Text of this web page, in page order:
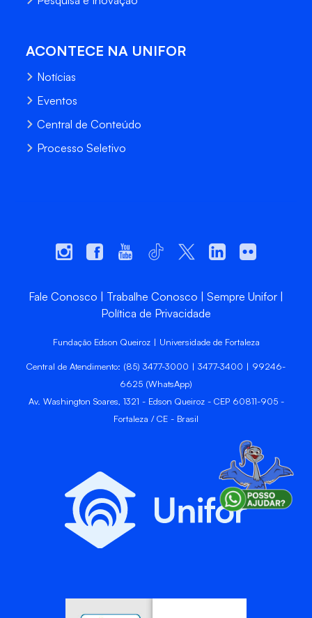
ACONTECE NA UNIFOR
Notícias
Eventos
Central de Conteúdo
Processo Seletivo
Fale Conosco Trabalhe Conosco
Sempre Unifor
Política de Privacidade
Fundação Edson Queiroz | Universidade de Fortaleza
Central de Atendimento: (85) 3477-3000 | 3477-3400 | 99246-
6625 (WhatsApp)
Av. Washington Soares, 1321 - Edson Queiroz - CEP 60811-905 -
Fortaleza / CE - Brasil